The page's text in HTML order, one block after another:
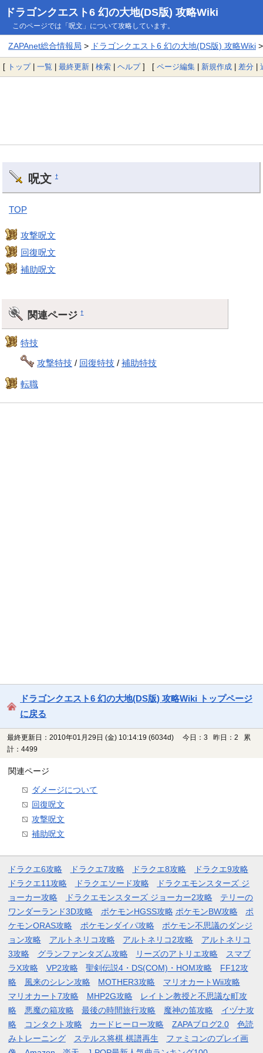
ドラゴンクエスト6 幻の大地(DS版) 攻略Wiki
このページでは「呪文」について攻略しています。
ZAPAnet総合情報局 > ドラゴンクエスト6 幻の大地(DS版) 攻略Wiki>
[ トップ| 一覧 | 最終更新 | 検索 | ヘルプ] [ ページ編集 | 新規作成 | 差分 |
呪文 †
TOP
攻撃呪文
回復呪文
補助呪文
関連ページ†
特技
攻撃特技 / 回復特技 /補助特技
転職
ドラゴンクエスト6 幻の大地(DS版) 攻略Wiki トップページ
に戻る
最終更新日：2010年01月29日 (金) 10:14:19 (6034d)
今日：3 昨日：2 累
計：4499
関連ページ
ダメージについて
回復呪文
攻撃呪文
補助呪文
ドラクエ6攻略 ドラクエ7攻略 ドラクエ8攻略
ドラクエ9攻略
ドラクエ11攻略
ドラクエソード攻略
ドラクエモンスターズ ジ
ョーカー攻略
ドラクエモンスターズ ジョーカー2攻略
テリーの
ワンダーランド3D攻略
ポケモンHGSS攻略 ポケモンBW攻略
ポ
ケモンORAS攻略
ポケモンダイパ攻略
ポケモン不思議のダンジ
ョン攻略
アルトネリコ攻略 アルトネリコ2攻略
アルトネリコ
3攻略
グランファンタズム攻略 リーズのアトリエ攻略
スマブ
ラX攻略
VP2攻略 聖剣伝説4・DS(COM)・HOM攻略
FF12攻
略
風来のシレン攻略 MOTHER3攻略
マリオカートWii攻略
マリオカート7攻略
MHP2G攻略
レイトン教授と不思議な町攻
略
悪魔の箱攻略 最後の時間旅行攻略 魔神の笛攻略
イヅナ攻
略
コンタクト攻略 カードヒーロー攻略 ZAPAブログ2.0
色読
みトレーニング
ステルス将棋 棋譜再生
ファミコンのプレイ画